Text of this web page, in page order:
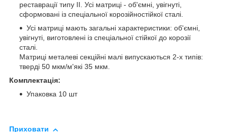
реставрації типу II. Усі матриці - об'ємні, увігнуті,
сформовані із спеціальної корозійностійкої сталі.
Усі матриці мають загальні характеристики: об'ємні,
увігнуті, виготовлені із спеціальної стійкої до корозії
сталі.
Матриці металеві секційні малі випускаються 2-х типів:
тверді 50 мкм/м'які 35 мкм.
Комплектація:
Упаковка 10 шт
Приховати